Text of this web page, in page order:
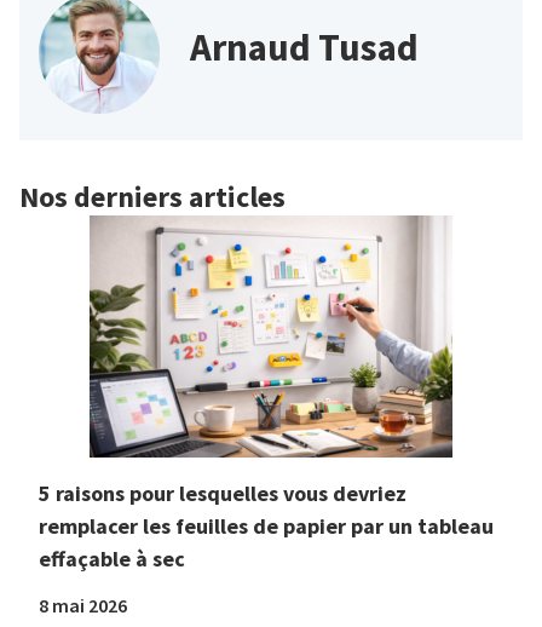
Arnaud Tusad
Nos derniers articles
5 raisons pour lesquelles vous devriez
remplacer les feuilles de papier par un tableau
effaçable à sec
8 mai 2026